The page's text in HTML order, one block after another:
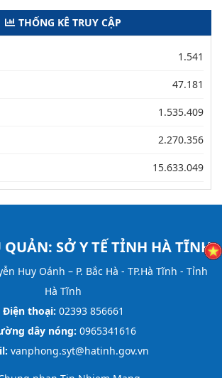
THỐNG KÊ TRUY CẬP
1.541
47.181
1.535.409
2.270.356
15.633.049
QUẢN: SỞ Y TẾ TỈNH HÀ TĨNH
Huy Oánh – P. Bắc Hà - TP.Hà Tĩnh - Tỉnh
Hà Tĩnh
Điện thoại: 02393 856661
dây nóng: 0965341616
vanphong.syt@hatinh.gov.vn